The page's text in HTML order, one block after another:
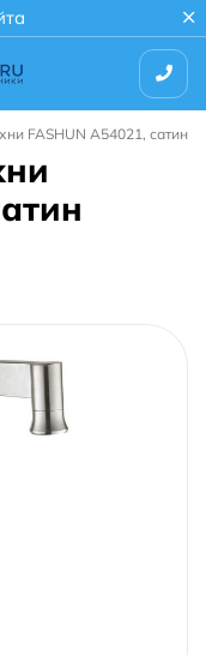
FASHUN A54021, сатин